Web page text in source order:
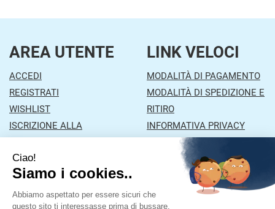
AREA UTENTE
ACCEDI
REGISTRATI
WISHLIST
ISCRIZIONE ALLA
CONTATTI
LINK VELOCI
MODALITÀ DI PAGAMENTO
MODALITÀ DI SPEDIZIONE E
RITIRO
INFORMATIVA PRIVACY
CONDIZIONI DI VENDITA